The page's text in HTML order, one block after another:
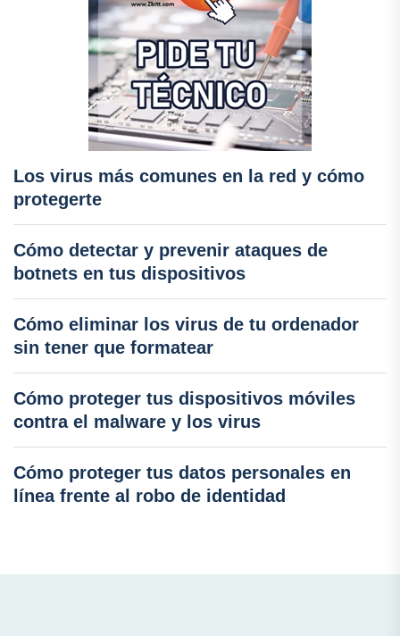
Los virus más comunes en la red y cómo
protegerte
Cómo detectar y prevenir ataques de
botnets en tus dispositivos
Cómo eliminar los virus de tu ordenador
sin tener que formatear
Cómo proteger tus dispositivos móviles
contra el malware y los virus
Cómo proteger tus datos personales en
línea frente al robo de identidad